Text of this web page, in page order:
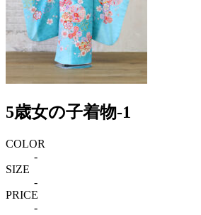
5歳女の子着物-1
COLOR
-
SIZE
-
PRICE
-